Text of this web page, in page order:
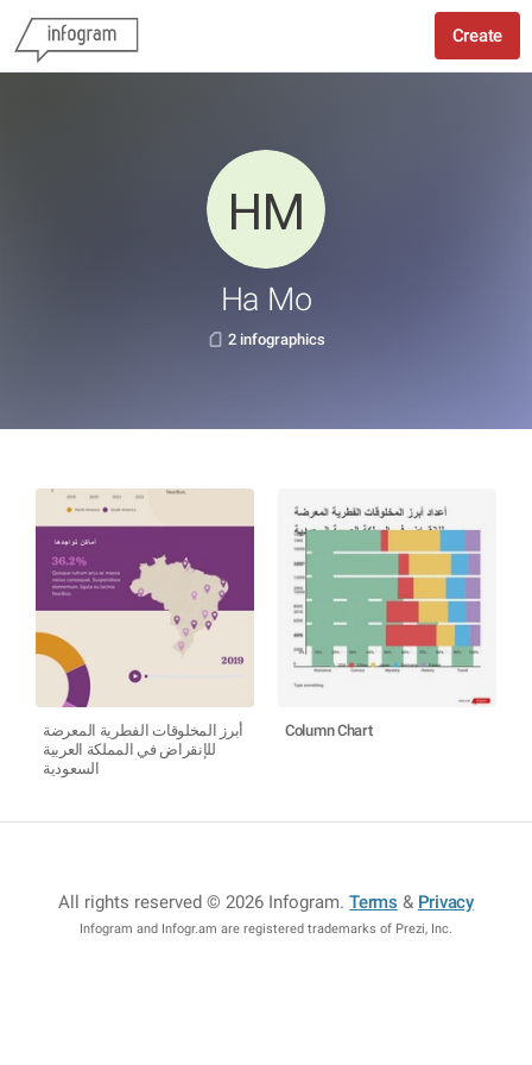
Create
Ha Mo
2 infographics
أبرز المخلوقات الفطرية المعرضة
للإنقراض في المملكة العربية
السعودية
Column Chart
All rights reserved © 2026 Infogram.Terms & Privacy
Infogram and Infogr.am are registered trademarks of Prezi, Inc.